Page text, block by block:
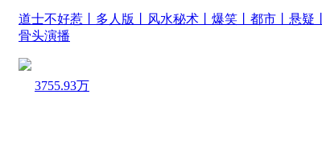
道士不好惹丨多人版丨风水秘术丨爆笑丨都市丨悬疑丨
骨头演播
3755.93万